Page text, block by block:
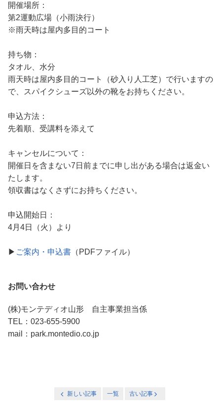
開催場所：
第2運動広場（小雨決行）
※雨天時は屋内多目的コート
持ち物：
タオル、水分
雨天時は屋内多目的コート（砂入り人工芝）で行いますの
で、スパイクシューズ以外の靴をお持ちください。
申込方法：
先着順、受講料を添えて
キャンセルについて：
開催日を含まない7日前までに申し出がある場合は返金い
たします。
領収書はなくさずにお持ちください。
申込開始日：
4月4日（火）より
▶ ご案内・申込書（PDFファイル）
お問い合わせ
(株)モンテディオ山形 自主事業担当係
TEL：023-655-5900
mail：park.montedio.co.jp
新しい記事 一覧 古い記事